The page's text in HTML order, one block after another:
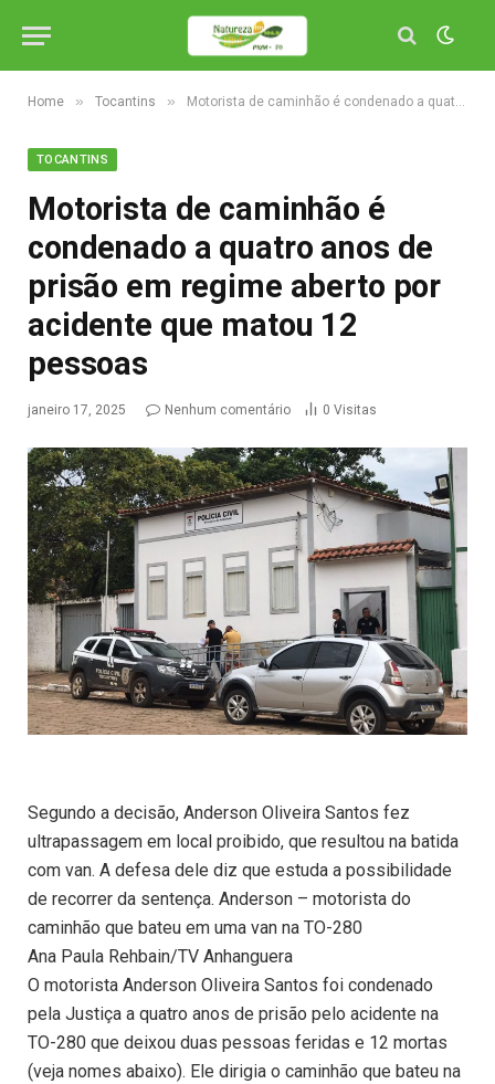
Home » Tocantins » Motorista de caminhão é condenado a quatro anos de prisão em regime aberto por acidente que matou 12 pessoas
TOCANTINS
Motorista de caminhão é
condenado a quatro anos de
prisão em regime aberto por
acidente que matou 12
pessoas
janeiro 17, 2025 Nenhum comentário 0 Visitas
Segundo a decisão, Anderson Oliveira Santos fez
ultrapassagem em local proibido, que resultou na batida
com van. A defesa dele diz que estuda a possibilidade
de recorrer da sentença. Anderson – motorista do
caminhão que bateu em uma van na TO-280
Ana Paula Rehbain/TV Anhanguera
O motorista Anderson Oliveira Santos foi condenado
pela Justiça a quatro anos de prisão pelo acidente na
TO-280 que deixou duas pessoas feridas e 12 mortas
(veja nomes abaixo). Ele dirigia o caminhão que bateu na